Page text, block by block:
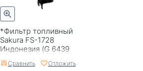
*Фильтр топливный
Sakura FS-1728
Индонезия (G 6439
Сравнить Отложить